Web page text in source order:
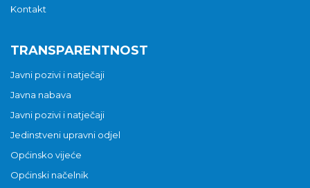
Kontakt
TRANSPARENTNOST
Javni pozivi i natječaji
Javna nabava
Javni pozivi i natječaji
Jedinstveni upravni odjel
Općinsko vijeće
Općinski načelnik